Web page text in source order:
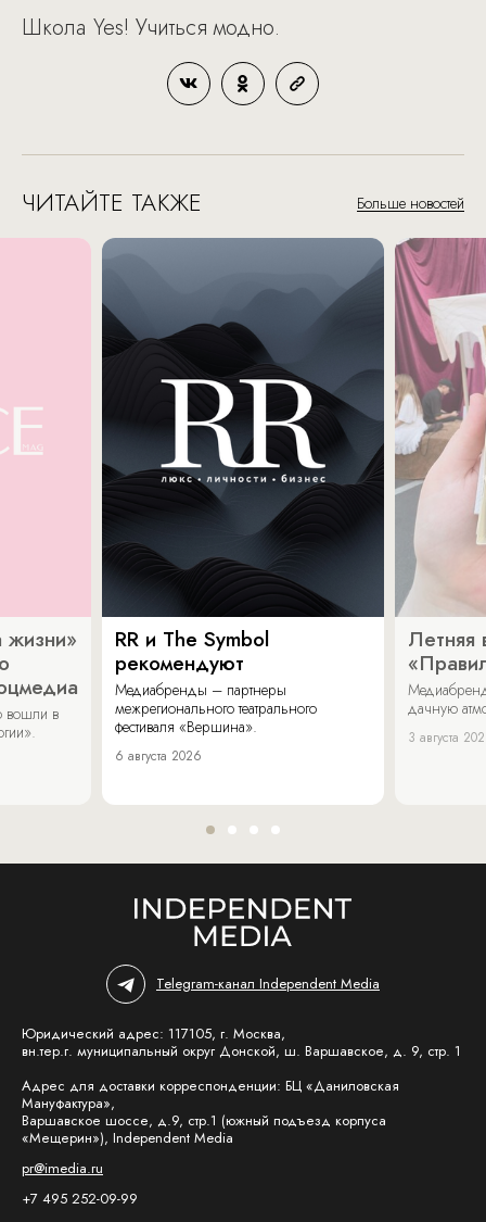
Школа Yes! Учиться модно.
ЧИТАЙТЕ ТАКЖЕ Больше новостей
жизни»
вошли в
RR и The Symbol
рекомендуют
Медиабренды – партнеры
межрегионального театрального
фестиваля «Вершина».
6 августа 2026
Летняя
дачную
3 августа
Telegram-канал Independent Media
Юридический адрес: 117105, г. Москва,
вн.тер.г. муниципальный округ Донской, ш. Варшавское, д. 9, стр. 1
Адрес для доставки корреспонденции: БЦ «Даниловская
Мануфактура»,
Варшавское шоссе, д.9, стр.1 (южный подъезд корпуса
«Мещерин»), Independent Media
pr@imedia.ru
+7 495 252-09-99